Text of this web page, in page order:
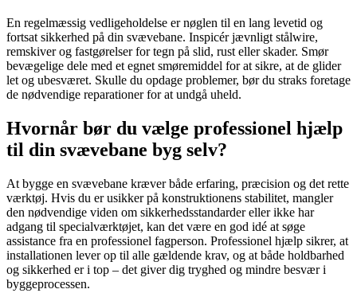
En regelmæssig vedligeholdelse er nøglen til en lang levetid og
fortsat sikkerhed på din svævebane. Inspicér jævnligt stålwire,
remskiver og fastgørelser for tegn på slid, rust eller skader. Smør
bevægelige dele med et egnet smøremiddel for at sikre, at de glider
let og ubesværet. Skulle du opdage problemer, bør du straks foretage
de nødvendige reparationer for at undgå uheld.
Hvornår bør du vælge professionel hjælp
til din svævebane byg selv?
At bygge en svævebane kræver både erfaring, præcision og det rette
værktøj. Hvis du er usikker på konstruktionens stabilitet, mangler
den nødvendige viden om sikkerhedsstandarder eller ikke har
adgang til specialværktøjet, kan det være en god idé at søge
assistance fra en professionel fagperson. Professionel hjælp sikrer, at
installationen lever op til alle gældende krav, og at både holdbarhed
og sikkerhed er i top – det giver dig tryghed og mindre besvær i
byggeprocessen.